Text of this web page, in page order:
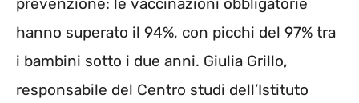
hanno superato il 94%, con picchi del 97% tra
i bambini sotto i due anni. Giulia Grillo,
responsabile del Centro studi dell’Istituto